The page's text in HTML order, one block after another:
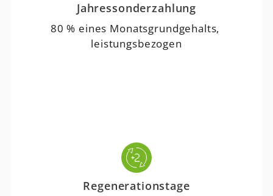
Jahressonderzahlung
80 % eines Monatsgrundgehalts,
leistungsbezogen
Regenerationstage